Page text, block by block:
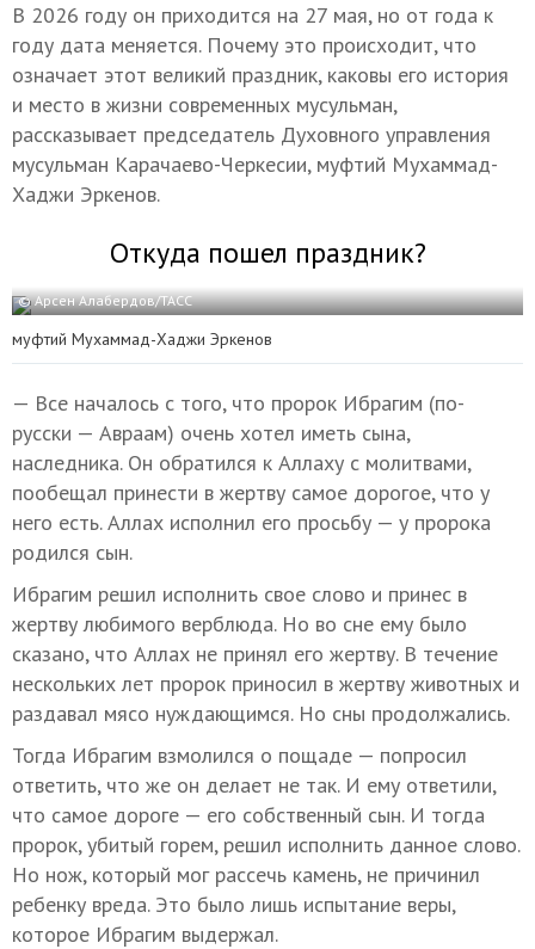
В 2026 году он приходится на 27 мая, но от года к
году дата меняется. Почему это происходит, что
означает этот великий праздник, каковы его история
и место в жизни современных мусульман,
рассказывает председатель Духовного управления
мусульман Карачаево-Черкесии, муфтий Мухаммад-
Хаджи Эркенов.
Откуда пошел праздник?
© Арсен Алабердов/ТАСС
муфтий Мухаммад-Хаджи Эркенов
— Все началось с того, что пророк Ибрагим (по-
русски — Авраам) очень хотел иметь сына,
наследника. Он обратился к Аллаху с молитвами,
пообещал принести в жертву самое дорогое, что у
него есть. Аллах исполнил его просьбу — у пророка
родился сын.
Ибрагим решил исполнить свое слово и принес в
жертву любимого верблюда. Но во сне ему было
сказано, что Аллах не принял его жертву. В течение
нескольких лет пророк приносил в жертву животных и
раздавал мясо нуждающимся. Но сны продолжались.
Тогда Ибрагим взмолился о пощаде — попросил
ответить, что же он делает не так. И ему ответили,
что самое дороге — его собственный сын. И тогда
пророк, убитый горем, решил исполнить данное слово.
Но нож, который мог рассечь камень, не причинил
ребенку вреда. Это было лишь испытание веры,
которое Ибрагим выдержал.